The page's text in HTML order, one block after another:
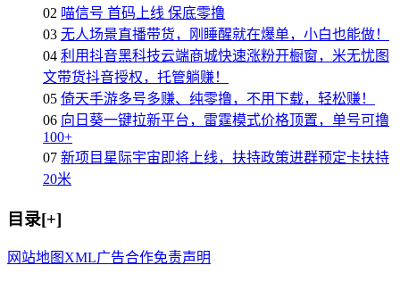
02 喵信号 首码上线 保底零撸
03 无人场景直播带货，刚睡醒就在爆单，小白也能做！
04 利用抖音黑科技云端商城快速涨粉开橱窗，米无忧图
文带货抖音授权，托管躺赚！
05 倚天手游多号多赚、纯零撸，不用下载，轻松赚！
06 向日葵一键拉新平台，雷霆模式价格顶置，单号可撸
100+
07 新项目星际宇宙即将上线，扶持政策进群预定卡扶持
20米
目录[+]
网站地图 XML广告合作免责声明